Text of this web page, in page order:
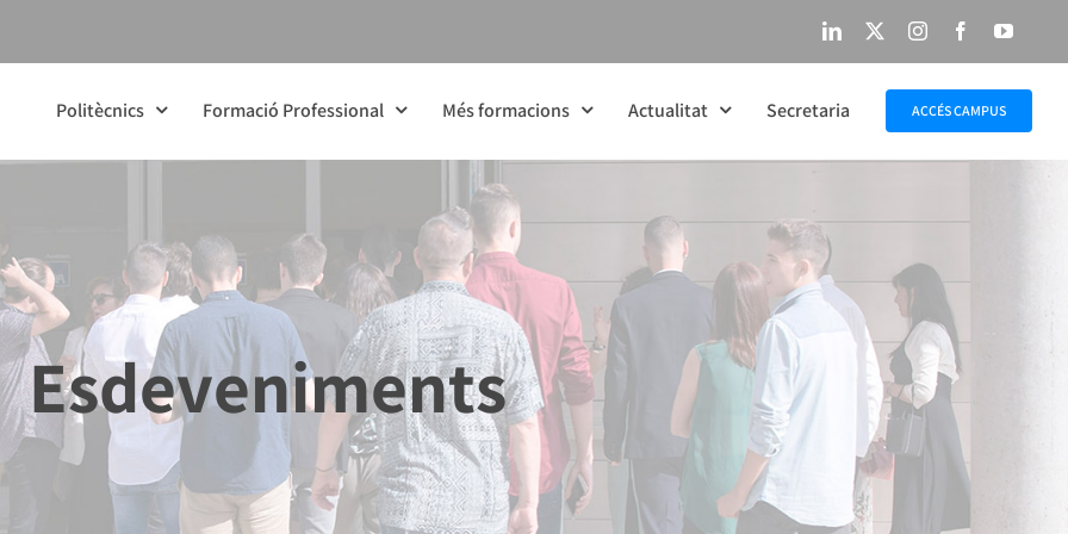
LinkedIn InstagramFacebook
Politècnics Formació Professional Més formacions Actualitat Secretaria ACCÉS CAMPUS
Esdeveniments